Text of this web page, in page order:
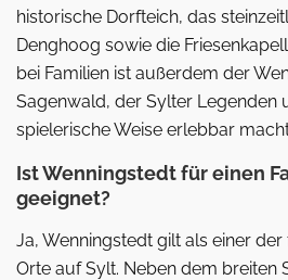
historische Dorfteich, das
Denghoog sowie die
bei Familien ist außerdem der
Sagenwald, der Sylter Legenden
spielerische Weise erlebbar
Ist Wenningstedt für einen
geeignet?
Ja, Wenningstedt gilt als einer
Orte auf Sylt. Neben dem breiten